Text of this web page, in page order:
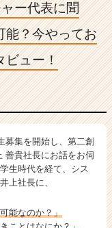
ー代表に聞
能？今やってお
ュー！
募集を開始し、第二創
善貴社長にお話をお伺
生時代を経て、シス
上社長に、
能なのか？」